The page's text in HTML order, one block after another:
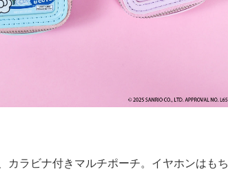
カラビナ付きマルチポーチ。イヤホンはもち